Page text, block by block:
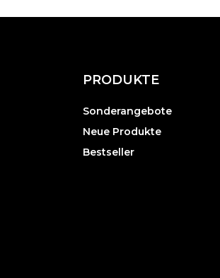
PRODUKTE
Sonderangebote
Neue Produkte
Bestseller